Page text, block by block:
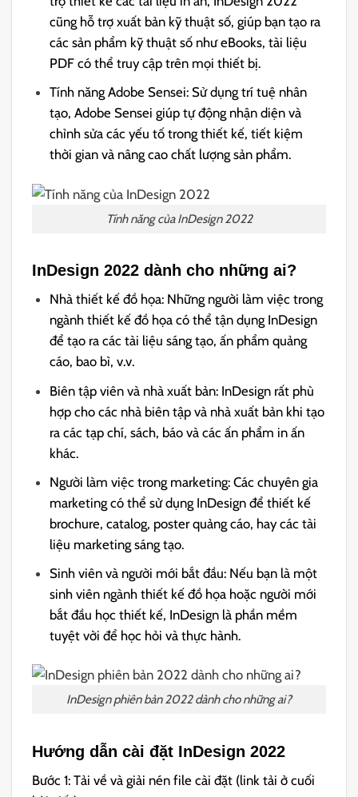
cũng hỗ trợ xuất bản kỹ thuật số, giúp bạn tạo ra
các sản phẩm kỹ thuật số như eBooks, tài liệu
PDF có thể truy cập trên mọi thiết bị.
Tính năng Adobe Sensei: Sử dụng trí tuệ nhân
tạo, Adobe Sensei giúp tự động nhận diện và
chỉnh sửa các yếu tố trong thiết kế, tiết kiệm
thời gian và nâng cao chất lượng sản phẩm.
Tính năng của InDesign 2022
InDesign 2022 dành cho những ai?
Nhà thiết kế đồ họa: Những người làm việc trong
ngành thiết kế đồ họa có thể tận dụng InDesign
để tạo ra các tài liệu sáng tạo, ấn phẩm quảng
cáo, bao bì, v.v.
Biên tập viên và nhà xuất bản: InDesign rất phù
hợp cho các nhà biên tập và nhà xuất bản khi tạo
ra các tạp chí, sách, báo và các ấn phẩm in ấn
khác.
Người làm việc trong marketing: Các chuyên gia
marketing có thể sử dụng InDesign để thiết kế
brochure, catalog, poster quảng cáo, hay các tài
liệu marketing sáng tạo.
Sinh viên và người mới bắt đầu: Nếu bạn là một
sinh viên ngành thiết kế đồ họa hoặc người mới
bắt đầu học thiết kế, InDesign là phần mềm
tuyệt vời để học hỏi và thực hành.
InDesign phiên bản 2022 dành cho những ai?
Hướng dẫn cài đặt InDesign 2022
Bước 1: Tải về và giải nén file cài đặt (link tải ở cuối